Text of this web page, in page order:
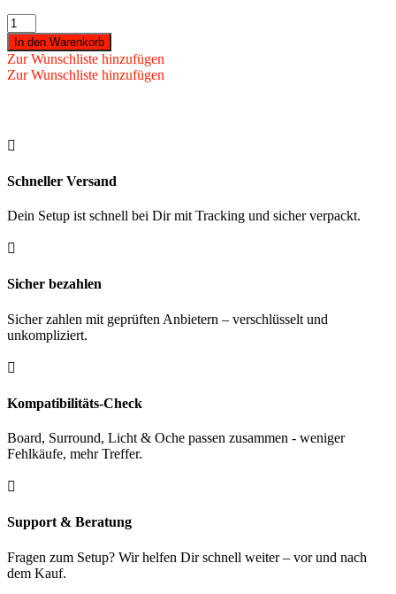
Billardkugel
als
Schlüsselanhänger
-
Nr.
In den Warenkorb
Zur Wunschliste hinzufügen
Zur Wunschliste hinzufügen

Schneller Versand
Dein Setup ist schnell bei Dir mit Tracking und sicher verpackt.

Sicher bezahlen
Sicher zahlen mit geprüften Anbietern – verschlüsselt und
unkompliziert.

Kompatibilitäts-Check
Board, Surround, Licht & Oche passen zusammen - weniger
Fehlkäufe, mehr Treffer.

Support & Beratung
Fragen zum Setup? Wir helfen Dir schnell weiter – vor und nach
dem Kauf.